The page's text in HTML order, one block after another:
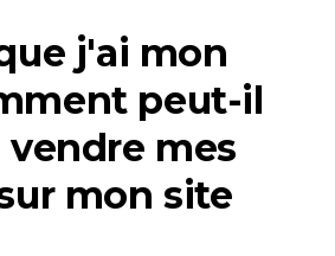
j'ai mon
peut-il
mes
mon site